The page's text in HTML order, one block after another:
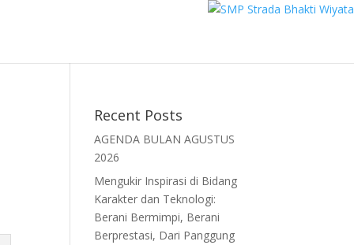
Recent Posts
AGENDA BULAN AGUSTUS
2026
Mengukir Inspirasi di Bidang
Karakter dan Teknologi:
Berani Bermimpi, Berani
Berprestasi, Dari Panggung